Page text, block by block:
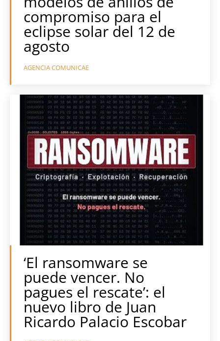
compromiso para el
eclipse solar del 12 de
agosto
AGENCIA COMUNICAE
‘El ransomware se
puede vencer. No
pagues el rescate’: el
nuevo libro de Juan
Ricardo Palacio Escobar